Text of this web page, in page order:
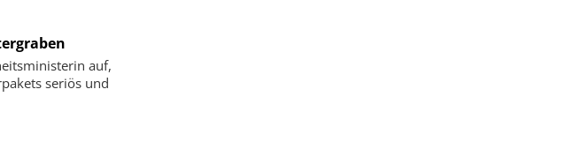
auf,
seriös und